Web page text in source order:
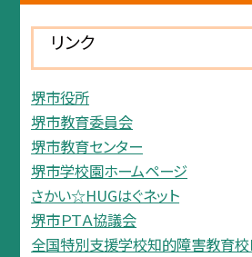
リンク
堺市役所
堺市教育委員会
堺市教育センター
堺市学校園ホームページ
さかい☆HUGはぐネット
堺市ＰＴＡ協議会
全国特別支援学校知的障害教育